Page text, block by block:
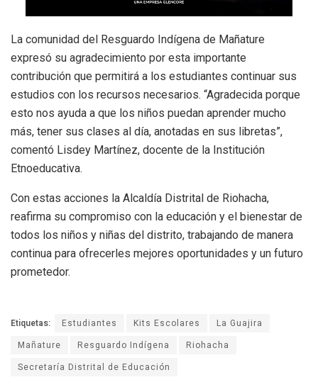
La comunidad del Resguardo Indígena de Mañature
expresó su agradecimiento por esta importante
contribución que permitirá a los estudiantes continuar sus
estudios con los recursos necesarios. “Agradecida porque
esto nos ayuda a que los niños puedan aprender mucho
más, tener sus clases al día, anotadas en sus libretas”,
comentó Lisdey Martínez, docente de la Institución
Etnoeducativa.
Con estas acciones la Alcaldía Distrital de Riohacha,
reafirma su compromiso con la educación y el bienestar de
todos los niños y niñas del distrito, trabajando de manera
continua para ofrecerles mejores oportunidades y un futuro
prometedor.
Etiquetas: Estudiantes Kits Escolares
La Guajira
Mañature
Resguardo Indígena
Riohacha
Secretaría Distrital de Educación